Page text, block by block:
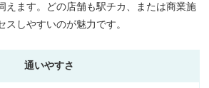
えます。どの店舗も駅チカ、または商業施
しやすいのが魅力です。
通いやすさ